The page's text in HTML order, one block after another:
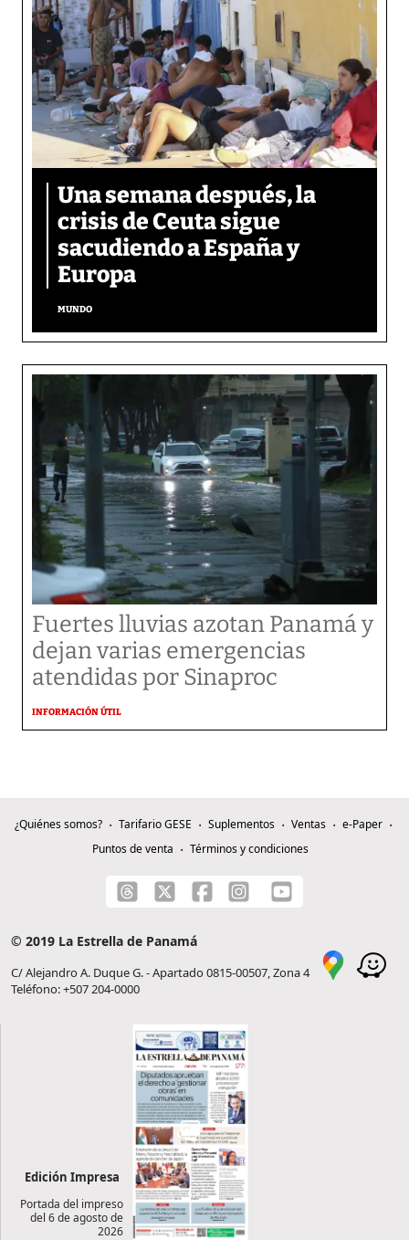
Una semana después, la
crisis de Ceuta sigue
sacudiendo a España y
Europa
MUNDO
Fuertes lluvias azotan Panamá y
dejan varias emergencias
atendidas por Sinaproc
INFORMACIÓN ÚTIL
¿Quiénes somos? Tarifario GESE Suplementos Ventas
e-Paper
Puntos de venta
Términos y condiciones
© 2019 La Estrella de Panamá
C/ Alejandro A. Duque G. - Apartado 0815-00507, Zona 4
Teléfono: +507 204-0000
Edición Impresa
Portada del impreso
del 6 de agosto de
2026